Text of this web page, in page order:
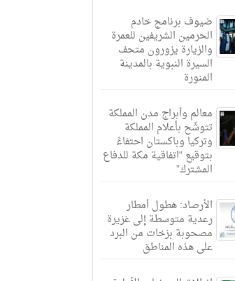
ضيوف برنامج خادم
الحرمين الشريفين للعمرة
والزيارة يزورون متحف
السيرة النبوية بالمدينة
المنورة
معالم وأبراج مدن المملكة
تتوشّح بأعلام المملكة
وتركيا وباكستان احتفاءً
بتوقيع “اتفاقية مكة للدفاع
المشترك”
الأرصاد: هطول أمطار
رعدية متوسطة إلى غزيرة
مصحوبة بزخات من البرد
على هذه المناطق